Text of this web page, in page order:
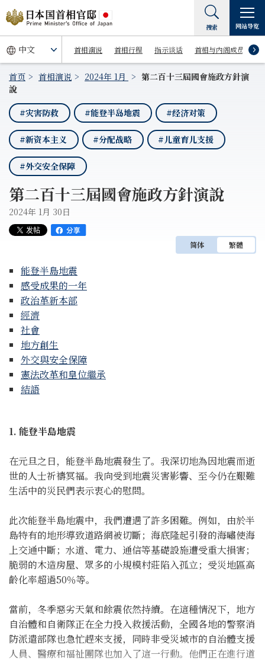
首相演说 首相行程 指示谈话 首相与内阁成员
搜索 网站导览
首页 首相演说 2024年 1月
第二百十三屆國會施政方針演
說
#灾害防救
#能登半岛地震 #经济对策
#新资本主义 #分配战略 #儿童育儿支援
#外交安全保障
第二百十三屆國會施政方針演說
2024年 1月 30日
简体 繁體
能登半島地震
感受成果的一年
政治革新本部
經濟
社會
地方創生
外交與安全保障
憲法改革和皇位繼承
結語
1. 能登半島地震
在元旦之日，能登半島地震發生了。我深切地為因地震而逝
世的人士祈禱冥福。我向受到地震災害影響、至今仍在艱難
生活中的災民們表示衷心的慰問。
此次能登半島地震中，我們遭遇了許多困難。例如，由於半
島特有的地形導致道路網被切斷；海底隆起引發的海嘯使海
上交通中斷；水道、電力、通信等基礎設施遭受重大損害；
脆弱的木造房屋、眾多的小規模村莊陷入孤立；受災地區高
齡化率超過50％等。
當前，冬季惡劣天氣和餘震依然持續。在這種情況下，地方
自治體和自衛隊正在全力投入救援活動，全國各地的警察消
防派遣部隊也急忙趕來支援，同時非受災城市的自治體支援
人員、醫療和福祉團隊也加入了這一行動。他們正在進行道